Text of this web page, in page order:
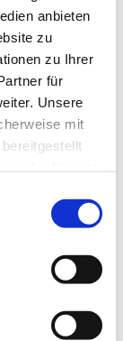
anbieten
zu
zu Ihrer
für
Unsere
mit